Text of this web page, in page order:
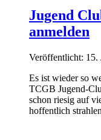
Jugend
anmelden
Veröffentlicht: 15.
Es ist wieder so
TCGB Jugend-
schon riesig auf
hoffentlich